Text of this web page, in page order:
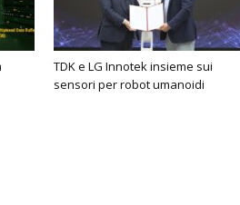
TDK e LG Innotek insieme sui
sensori per robot umanoidi